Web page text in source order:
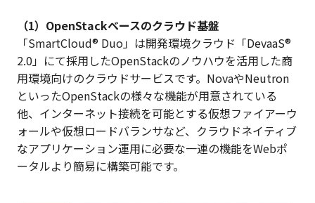
（1）OpenStackベースのクラウド基盤
「SmartCloud® Duo」は開発環境クラウド「DevaaS®
2.0」にて採用したOpenStackのノウハウを活用した商
用環境向けのクラウドサービスです。NovaやNeutron
といったOpenStackの様々な機能が用意されている
他、インターネット接続を可能とする仮想ファイアーウ
ォールや仮想ロードバランサなど、クラウドネイティブ
なアプリケーション運用に必要な一連の機能をWebポ
ータルより簡易に構築可能です。